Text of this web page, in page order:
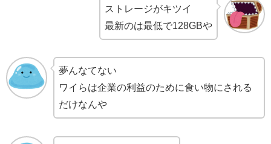
ストレージがキツイ
最新のは最低で128GBや
夢んなてない
ワイらは企業の利益のために食い物にされる
だけなんや